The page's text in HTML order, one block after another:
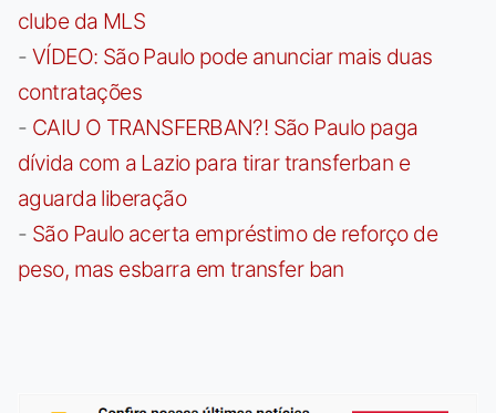
clube da MLS
- VÍDEO: São Paulo pode anunciar mais duas
contratações
- CAIU O TRANSFERBAN?! São Paulo paga
dívida com a Lazio para tirar transferban e
aguarda liberação
- São Paulo acerta empréstimo de reforço de
peso, mas esbarra em transfer ban